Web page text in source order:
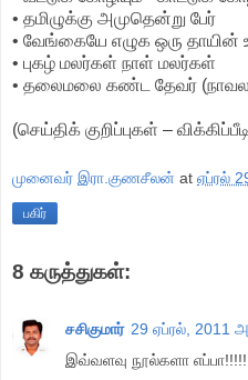
• தமிழுக்கு அமுதென்று பேர்
• வேங்கையே எழுக ஒரு தாயின்
• புகழ் மலர்கள் நாள் மலர்கள்
• தலைமலை கண்ட தேவர்
(செய்திக் குறிப்புகள் –
முனைவர் இரா.குணசீலன் at ஏப்ரல்
பகிர்
8 கருத்துகள்:
சசிகுமார் 29 ஏப்ரல், 2011
இவ்வளவு நூல்களா